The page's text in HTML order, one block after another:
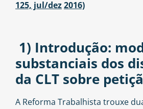
125, jul/dez2016)
1) Introdução:
substanciais dos
da CLT sobre
A Reforma Trabalhista trouxe